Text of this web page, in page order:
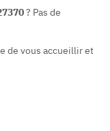
? Pas de
de vous accueillir et